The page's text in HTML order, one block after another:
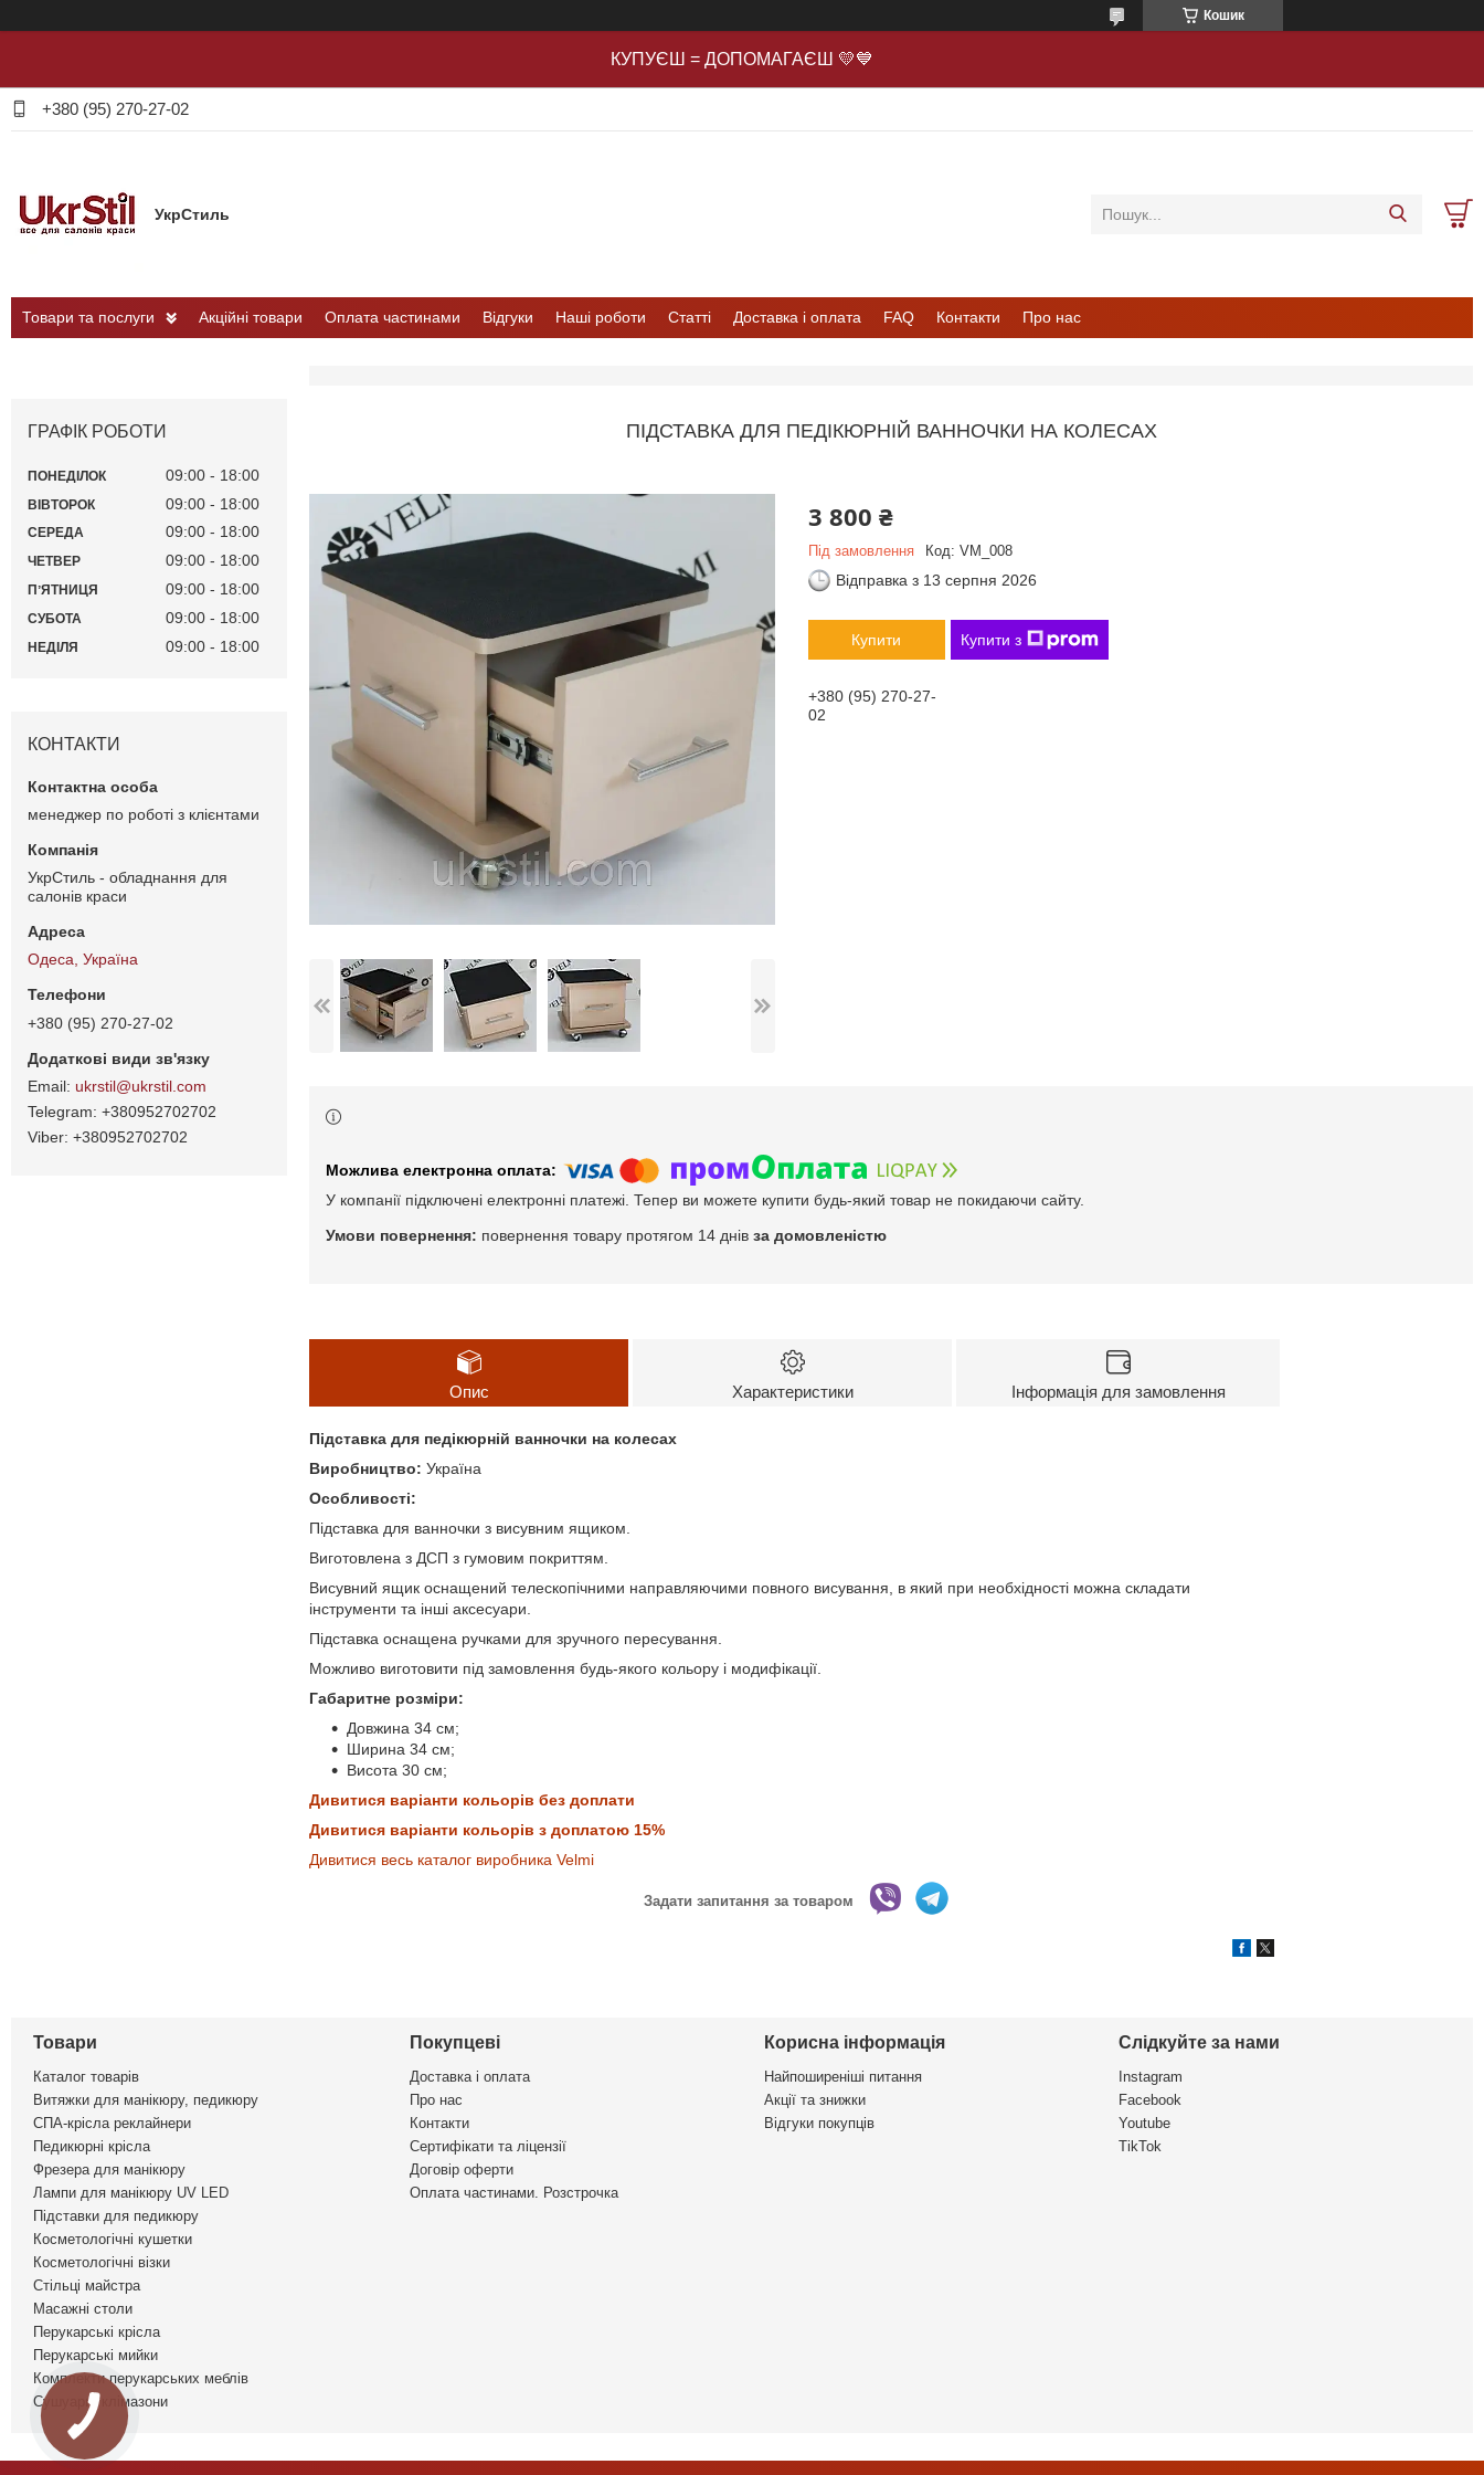
Кошик
КУПУЄШ = ДОПОМАГАЄШ 💛💙
+380 (95) 270-27-02
УкрСтиль
Товари та послуги Акційні товари Оплата частинами Відгуки Наші роботи Статті Доставка і оплата FAQ Контакти Про нас
ПІДСТАВКА ДЛЯ ПЕДІКЮРНІЙ ВАННОЧКИ НА КОЛЕСАХ
3 800 ₴
Під замовлення Код: VM_008
Відправка з 13 серпня 2026
Купити Купити з
+380 (95) 270-27-
02
У компанії підключені електронні платежі. Тепер ви можете купити будь-який товар не покидаючи сайту.
повернення товару протягом 14 днів за домовленістю
Опис Характеристики Інформація для замовлення
Підставка для педікюрній ванночки на колесах
Виробництво: Україна
Особливості:
Підставка для ванночки з висувним ящиком.
Виготовлена з ДСП з гумовим покриттям.
Висувний ящик оснащений телескопічними направляючими повного висування, в який при необхідності можна складати
інструменти та інші аксесуари.
Підставка оснащена ручками для зручного пересування.
Можливо виготовити під замовлення будь-якого кольору і модифікації.
Габаритне розміри:
Довжина 34 см;
Ширина 34 см;
Висота 30 см;
Дивитися варіанти кольорів без доплати
Дивитися варіанти кольорів з доплатою 15%
Дивитися весь каталог виробника Velmi
Задати запитання за товаром
ГРАФІК РОБОТИ
ПОНЕДІЛОК 09:00 18:00
ВІВТОРОК 09:00 18:00
СЕРЕДА 09:00 18:00
ЧЕТВЕР 09:00 18:00
ПʼЯТНИЦЯ 09:00 18:00
СУБОТА 09:00 18:00
НЕДІЛЯ 09:00 18:00
КОНТАКТИ
менеджер по роботі з клієнтами
УкрСтиль - обладнання для
салонів краси
Одеса, Україна
+380 (95) 270-27-02
ukrstil@ukrstil.com
+380952702702
+380952702702
Товари
Каталог товарів
Витяжки для манікюру, педикюру
СПА-крісла реклайнери
Педикюрні крісла
Фрезера для манікюру
Лампи для манікюру UV LED
Підставки для педикюру
Косметологічні кушетки
Косметологічні візки
Стільці майстра
Масажні столи
Перукарські крісла
Перукарські мийки
Комплекти перукарських меблів
Сушуари, клімазони
Покупцеві
Доставка і оплата
Про нас
Контакти
Сертифікати та ліцензії
Договір оферти
Оплата частинами. Розстрочка
Корисна інформація
Найпоширеніші питання
Акції та знижки
Відгуки покупців
Слідкуйте за нами
Instagram
Facebook
Youtube
TikTok